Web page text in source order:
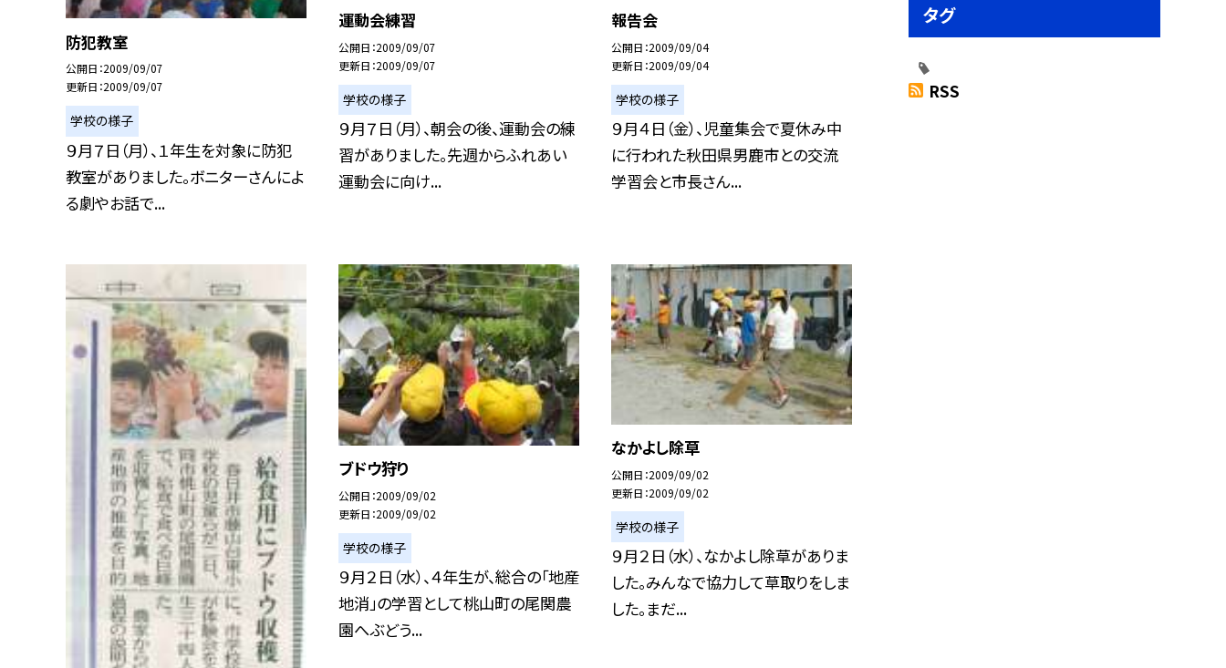
防犯教室
公開日 2009/09/07
更新日 2009/09/07
学校の様子
９月７日（月）、１年生を対象に防犯
教室がありました。ボニターさんによ
る劇やお話で...
運動会練習
公開日 2009/09/07
更新日 2009/09/07
学校の様子
９月７日（月）、朝会の後、運動会の練
習がありました。先週からふれあい
運動会に向け...
報告会
公開日 2009/09/04
更新日 2009/09/04
学校の様子
９月４日（金）、児童集会で夏休み中
に行われた秋田県男鹿市との交流
学習会と市長さん...
ブドウ狩り
公開日 2009/09/02
更新日 2009/09/02
学校の様子
９月２日（水）、４年生が、総合の「地産
地消」の学習として桃山町の尾関農
園へぶどう...
なかよし除草
公開日 2009/09/02
更新日 2009/09/02
学校の様子
９月２日（水）、なかよし除草がありま
した。みんなで協力して草取りをしま
した。まだ...
タグ
RSS